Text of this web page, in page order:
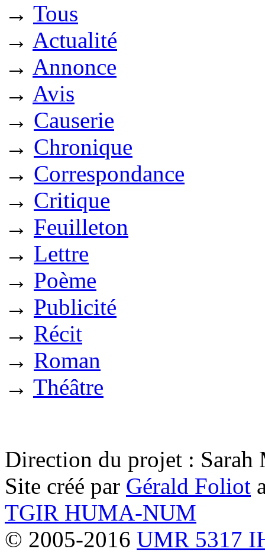
→ Tous
→ Actualité
→ Annonce
→ Avis
→ Causerie
→ Chronique
→ Correspondance
→ Critique
→ Feuilleton
→ Lettre
→ Poème
→ Publicité
→ Récit
→ Roman
→ Théâtre
Direction du projet : Sarah
Site créé par Gérald Foliot
TGIR HUMA-NUM
© 2005-2016 UMR 5317